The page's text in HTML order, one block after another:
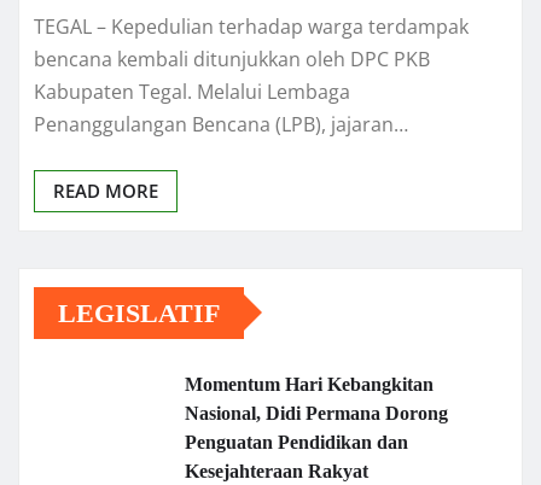
TEGAL – Kepedulian terhadap warga terdampak
bencana kembali ditunjukkan oleh DPC PKB
Kabupaten Tegal. Melalui Lembaga
Penanggulangan Bencana (LPB), jajaran…
READ MORE
LEGISLATIF
Momentum Hari Kebangkitan
Nasional, Didi Permana Dorong
Penguatan Pendidikan dan
Kesejahteraan Rakyat